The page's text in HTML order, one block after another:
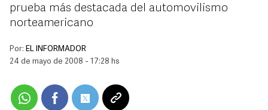
prueba más destacada del automovilismo
norteamericano
Por: EL INFORMADOR
24 de mayo de 2008 - 17:28 hs